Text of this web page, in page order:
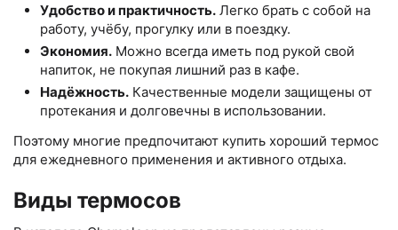
Удобство и практичность. Легко брать с собой на
работу, учёбу, прогулку или в поездку.
Экономия. Можно всегда иметь под рукой свой
напиток, не покупая лишний раз в кафе.
Надёжность. Качественные модели защищены от
протекания и долговечны в использовании.
Поэтому многие предпочитают купить хороший термос
для ежедневного применения и активного отдыха.
Виды термосов